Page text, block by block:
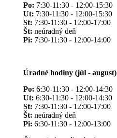
Po: 7:30-11:30 - 12:00-15:30
Ut: 7:30-11:30 - 12:00-15:30
St: 7:30-11:30 - 12:00-17:00
Št: neúradný deň
Pi: 7:30-11:30 - 12:00-14:00
Úradné hodiny (júl - august)
Po: 6:30-11:30 - 12:00-14:30
Ut: 6:30-11:30 - 12:00-14:30
St: 7:30-11:30 - 12:00-17:00
Št: neúradný deň
Pi: 6:30-11:30 - 12:00-13:00